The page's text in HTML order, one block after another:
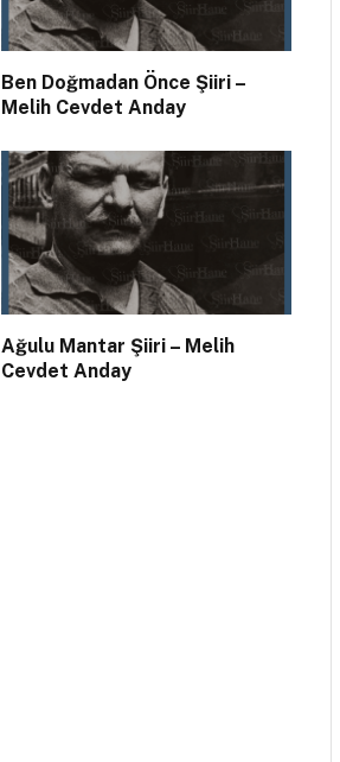
Ben Doğmadan Önce Şiiri –
Melih Cevdet Anday
Ağulu Mantar Şiiri – Melih
Cevdet Anday